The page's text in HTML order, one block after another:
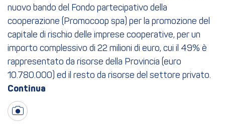
nuovo bando del Fondo partecipativo della
cooperazione (Promocoop spa) per la promozione del
capitale di rischio delle imprese cooperative, per un
importo complessivo di 22 milioni di euro, cui il 49% è
rappresentato da risorse della Provincia (euro
10.780.000) ed il resto da risorse del settore privato.